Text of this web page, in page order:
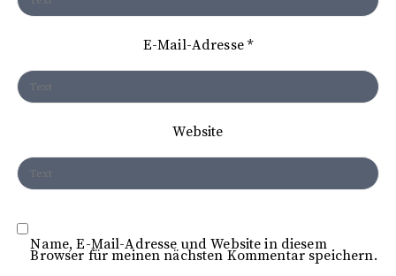
o
E-Mail-Adresse*
Website
Name, E-Mail-Adresse und Website in diesem
Browser für meinen nächsten Kommentar speichern.